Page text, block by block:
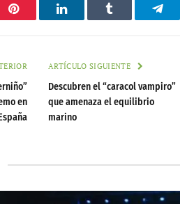
Pinterest LinkedInTumblr
en
ARTÍCULO SIGUIENTE
Descubren el “caracol vampiro”
que amenaza el equilibrio
marino